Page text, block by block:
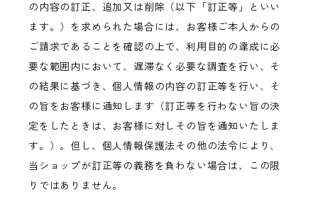
の内容の訂正、追加又は削除（以下「訂正等」といい
ます。）を求められた場合には、お客様ご本人からの
ご請求であることを確認の上で、利用目的の達成に必
要な範囲内において、遅滞なく必要な調査を行い、そ
の結果に基づき、個人情報の内容の訂正等を行い、そ
の旨をお客様に通知します（訂正等を行わない旨の決
定をしたときは、お客様に対しその旨を通知いたしま
す。）。但し、個人情報保護法その他の法令により、
当ショップが訂正等の義務を負わない場合は、この限
りではありません。